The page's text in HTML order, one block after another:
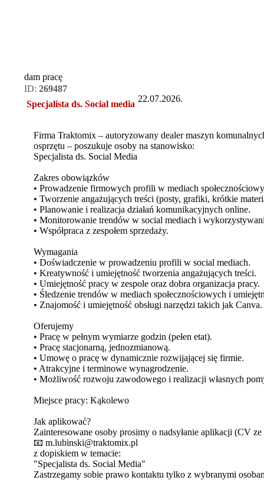
dam pracę
ID: 269487
Specjalista ds. Social media
22.07.2026.
Firma Traktomix – autoryzowany dealer maszyn
osprzętu – poszukuje osoby na stanowisko:
Specjalista ds. Social Media
Zakres obowiązków
• Prowadzenie firmowych profili w mediach
• Tworzenie angażujących treści (posty, grafiki, krótkie
• Planowanie i realizacja działań komunikacyjnych online.
• Monitorowanie trendów w social mediach i
• Współpraca z zespołem sprzedaży.
Wymagania
• Doświadczenie w prowadzeniu profili w social mediach.
• Kreatywność i umiejętność tworzenia angażujących treści.
• Umiejętność pracy w zespole oraz dobra organizacja pracy.
• Śledzenie trendów w mediach społecznościowych i
• Znajomość i umiejętność obsługi narzędzi takich jak Canva.
Oferujemy
• Pracę w pełnym wymiarze godzin (pełen etat).
• Pracę stacjonarną, jednozmianową.
• Umowę o pracę w dynamicznie rozwijającej się firmie.
• Atrakcyjne i terminowe wynagrodzenie.
• Możliwość rozwoju zawodowego i realizacji własnych
Miejsce pracy: Kąkolewo
Jak aplikować?
Zainteresowane osoby prosimy o nadsyłanie aplikacji (CV
📧 m.lubinski@traktomix.pl
z dopiskiem w temacie:
"Specjalista ds. Social Media"
Zastrzegamy sobie prawo kontaktu tylko z wybranymi